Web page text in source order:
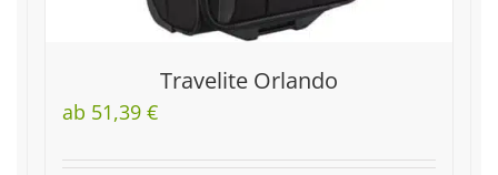
Travelite Orlando
ab 51,39 €